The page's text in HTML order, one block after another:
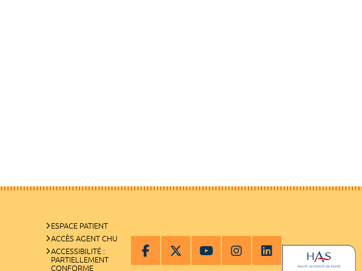
ESPACE PATIENT
ACCÈS AGENT CHU
ACCESSIBILITÉ :
PARTIELLEMENT
CONFORME